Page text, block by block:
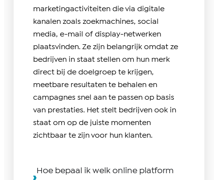
marketingactiviteiten die via digitale
kanalen zoals zoekmachines, social
media, e-mail of display-netwerken
plaatsvinden. Ze zijn belangrijk omdat ze
bedrijven in staat stellen om hun merk
direct bij de doelgroep te krijgen,
meetbare resultaten te behalen en
campagnes snel aan te passen op basis
van prestaties. Het stelt bedrijven ook in
staat om op de juiste momenten
zichtbaar te zijn voor hun klanten.
Hoe bepaal ik welk online platform